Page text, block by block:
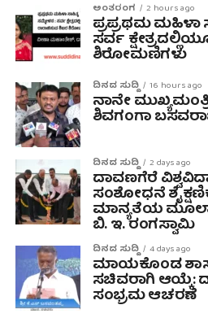
ಅಂತರಂಗ 2 hours ago
ಪ್ರಪ್ರಥಮ ಮಹಿಳಾ
ಸರ್ವ
ಶಿರೋಮಣಿಗಳು
ದಿನದ ಸುದ್ದಿ 16 hours ago
ನಾನೇ
ಶಿವಗಂಗಾ
ದಿನದ ಸುದ್ದಿ 2 days ago
ದಾವಣಗೆರೆ
ಸಂಶೋಧನೆ
ಮಾನ್ಯತೆಯ
ಬಿ. ಇ. ರಂಗಸ್ವಾಮಿ
ದಿನದ ಸುದ್ದಿ 4 days ago
ಮಾಯಕೊಂಡ
ಸಚಿವರಾಗಿ ಆಯ್ಕೆ:
ಸಂಭ್ರಮ ಆಚರಣೆ